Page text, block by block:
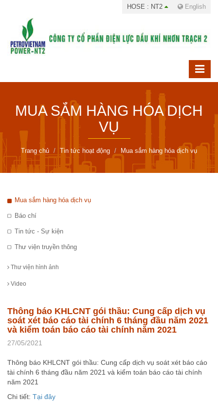
HOSE : NT2 English
MUA SẮM HÀNG HÓA DỊCH
VỤ
Trang chủ Tin tức hoạt động Mua sắm hàng hóa dịch vụ
Mua sắm hàng hóa dịch vụ
Báo chí
Tin tức - Sự kiện
Thư viện truyền thông
Thư viện hình ảnh
Video
Thông báo KHLCNT gói thầu: Cung cấp dịch vụ
soát xét báo cáo tài chính 6 tháng đầu năm 2021
và kiểm toán báo cáo tài chính năm 2021
27/05/2021
Thông báo KHLCNT gói thầu: Cung cấp dịch vụ soát xét báo cáo
tài chính 6 tháng đầu năm 2021 và kiểm toán báo cáo tài chính
năm 2021
Chi tiết: Tại đây